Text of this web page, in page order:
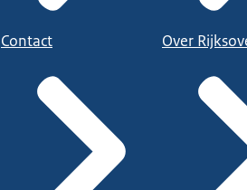
Contact Over